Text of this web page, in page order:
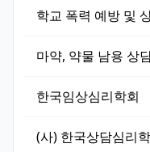
학교 폭력 예방 및
마약, 약물 남용 상
한국임상심리학회
(사) 한국상담심리